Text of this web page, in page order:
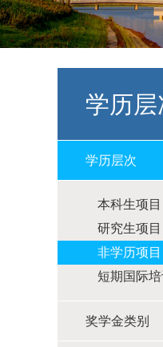
学历层
学历层次
本科生项目
研究生项目
非学历项目
短期国际培
奖学金类别